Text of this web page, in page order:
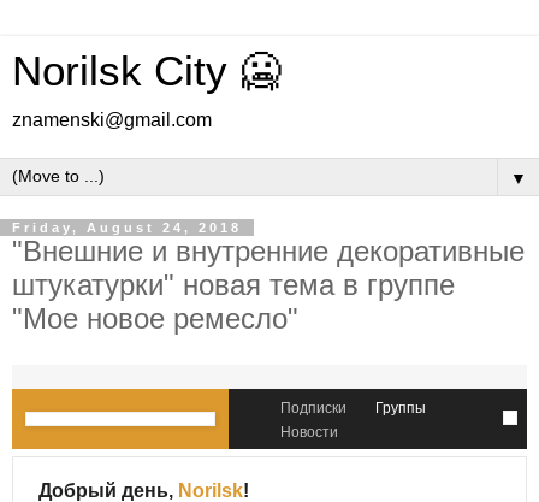
Norilsk City 🥶
znamenski@gmail.com
▼
Friday, August 24, 2018
"Внешние и внутренние декоративные
штукатурки" новая тема в группе
"Мое новое ремесло"
Подписки
Группы
Новости
Добрый день, Norilsk!